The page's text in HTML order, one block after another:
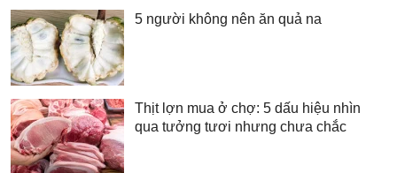
5 người không nên ăn quả na
Thịt lợn mua ở chợ: 5 dấu hiệu nhìn
qua tưởng tươi nhưng chưa chắc